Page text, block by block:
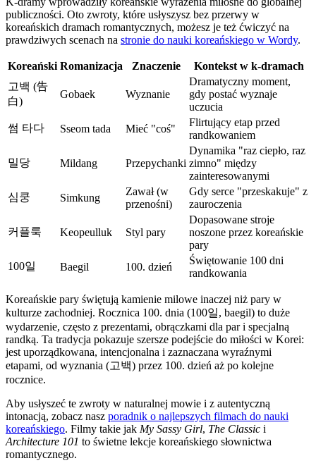
publiczności. Oto zwroty, które usłyszysz bez przerwy w
koreańskich dramach romantycznych, możesz je też ćwiczyć na
prawdziwych scenach na stronie do nauki koreańskiego w Wordy.
Koreański Romanizacja Znaczenie
Kontekst w k-dramach
고백 (告
白)
Gobaek Wyznanie
Dramatyczny moment,
gdy postać wyznaje
uczucia
썸 타다
Sseom tada Mieć "coś"
Flirtujący etap przed
randkowaniem
밀당 Mildang Przepychanki
Dynamika "raz ciepło, raz
zimno" między
zainteresowanymi
심쿵
Simkung
Zawał (w
przenośni)
Gdy serce "przeskakuje" z
zauroczenia
커플룩 Keopeulluk Styl pary
Dopasowane stroje
noszone przez koreańskie
pary
100일
Baegil 100. dzień
Świętowanie 100 dni
randkowania
Koreańskie pary świętują kamienie milowe inaczej niż pary w
kulturze zachodniej. Rocznica 100. dnia (100일, baegil) to duże
wydarzenie, często z prezentami, obrączkami dla par i specjalną
randką. Ta tradycja pokazuje szersze podejście do miłości w Korei:
jest uporządkowana, intencjonalna i zaznaczana wyraźnymi
etapami, od wyznania (고백) przez 100. dzień aż po kolejne
rocznice.
Aby usłyszeć te zwroty w naturalnej mowie i z autentyczną
intonacją, zobacz nasz poradnik o najlepszych filmach do nauki
koreańskiego. Filmy takie jak My Sassy Girl, The Classic i
Architecture 101 to świetne lekcje koreańskiego słownictwa
romantycznego.